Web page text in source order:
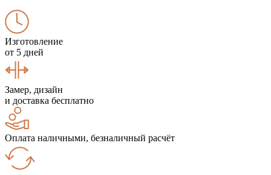
Изготовление
от 5 дней
Замер, дизайн
и доставка бесплатно
Оплата наличными, безналичный расчёт